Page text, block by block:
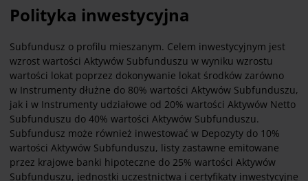
Polityka inwestycyjna
Subfundusz o profilu mieszanym. Celem inwestycyjnym jest
wzrost wartości Aktywów Subfunduszu w wyniku wzrostu
wartości lokat poprzez dokonywanie lokat środków zarówno
w Instrumenty dłużne do 80% wartości Aktywów Subfunduszu,
jak i w Instrumenty udziałowe od 20% wartości Aktywów Netto
Subfunduszu do 40% wartości Aktywów Subfunduszu.
Subfundusz może również inwestować w Depozyty do 10%
wartości Aktywów Subfunduszu, listy zastawne emitowane
przez krajowe banki hipoteczne do 25% wartości Aktywów
Subfunduszu, jednostki uczestnictwa i certyfikaty inwestycyjne